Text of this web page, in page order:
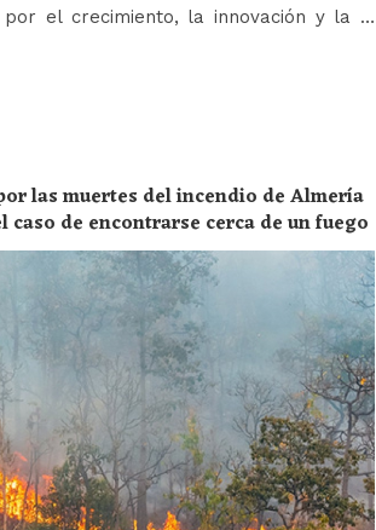
el crecimiento, la innovación y la …
las muertes del incendio de Almería
caso de encontrarse cerca de un fuego